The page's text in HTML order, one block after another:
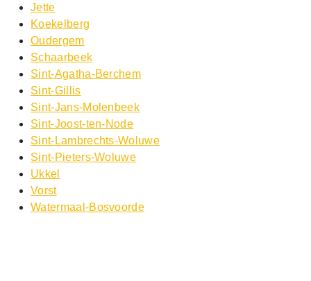
Jette
Koekelberg
Oudergem
Schaarbeek
Sint-Agatha-Berchem
Sint-Gillis
Sint-Jans-Molenbeek
Sint-Joost-ten-Node
Sint-Lambrechts-Woluwe
Sint-Pieters-Woluwe
Ukkel
Vorst
Watermaal-Bosvoorde